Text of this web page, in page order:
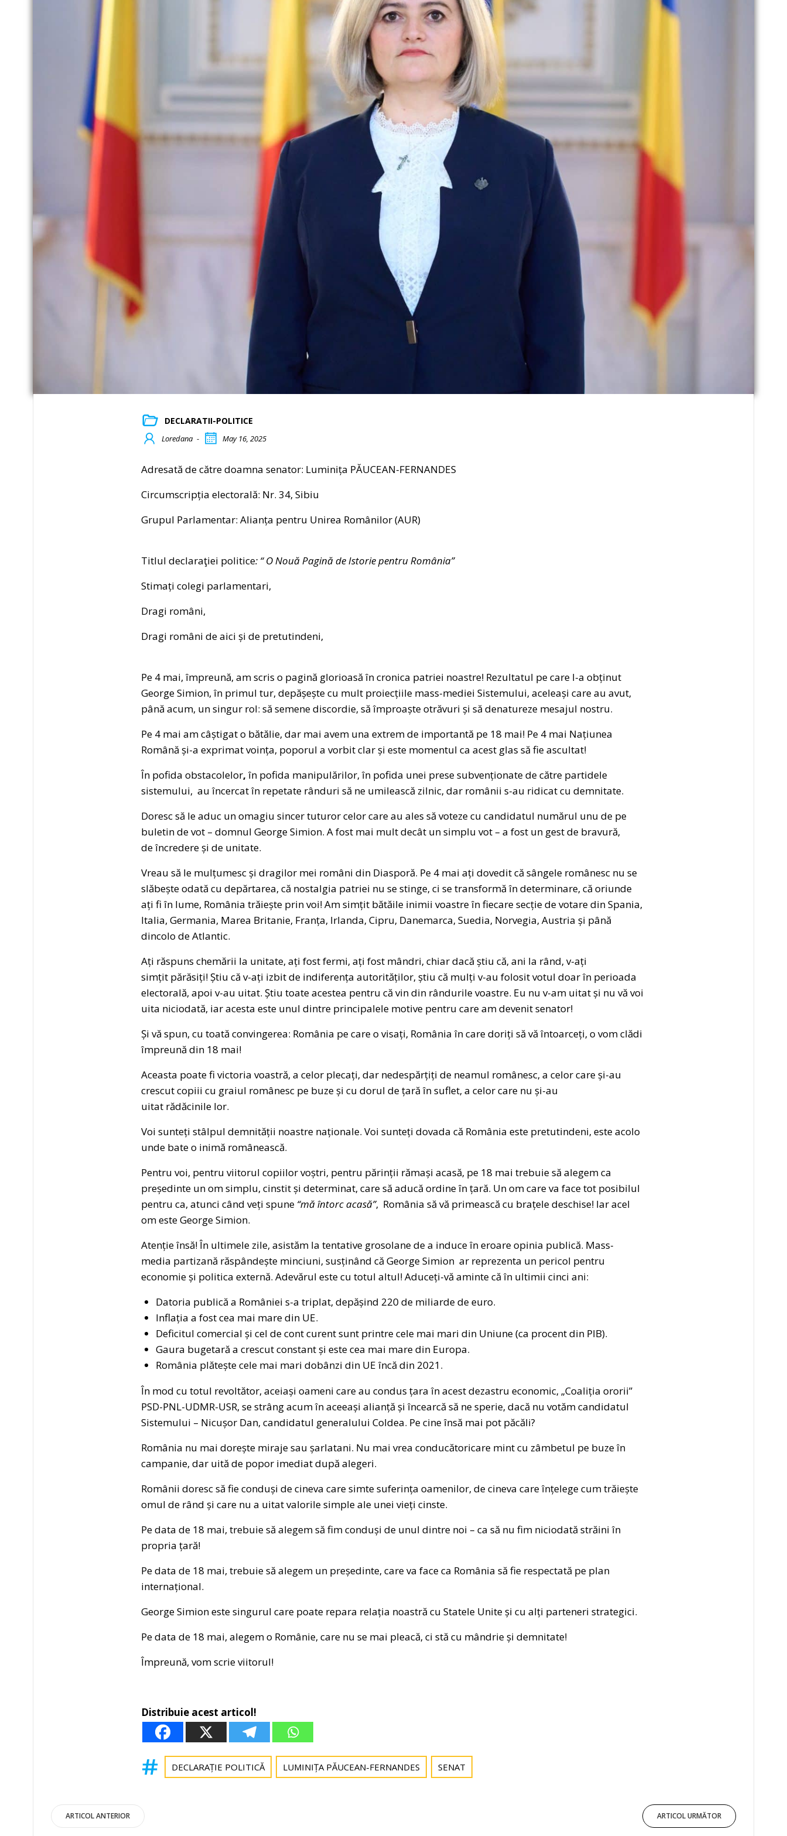
DECLARATII-POLITICE
Loredana - May 16, 2025
Adresată de către doamna senator: Luminița PĂUCEAN-FERNANDES
Circumscripția electorală: Nr. 34, Sibiu
Grupul Parlamentar: Alianța pentru Unirea Românilor (AUR)
Titlul declaraţiei politice: “ O Nouă Pagină de Istorie pentru România”
Stimați colegi parlamentari,
Dragi români,
Dragi români de aici și de pretutindeni,
Pe 4 mai, împreună, am scris o pagină glorioasă în cronica patriei noastre! Rezultatul pe care l-a obținut
George Simion, în primul tur, depășește cu mult proiecțiile mass-mediei Sistemului, aceleași care au avut,
până acum, un singur rol: să semene discordie, să împroaște otrăvuri și să denatureze mesajul nostru.
Pe 4 mai am câștigat o bătălie, dar mai avem una extrem de importantă pe 18 mai! Pe 4 mai Națiunea
Română și-a exprimat voința, poporul a vorbit clar și este momentul ca acest glas să fie ascultat!
În pofida obstacolelor, în pofida manipulărilor, în pofida unei prese subvenționate de către partidele
sistemului, au încercat în repetate rânduri să ne umilească zilnic, dar românii s-au ridicat cu demnitate.
Doresc să le aduc un omagiu sincer tuturor celor care au ales să voteze cu candidatul numărul unu de pe
buletin de vot – domnul George Simion. A fost mai mult decât un simplu vot – a fost un gest de bravură,
de încredere și de unitate.
Vreau să le mulțumesc și dragilor mei români din Diasporă. Pe 4 mai ați dovedit că sângele românesc nu se
slăbește odată cu depărtarea, că nostalgia patriei nu se stinge, ci se transformă în determinare, că oriunde
ați fi în lume, România trăiește prin voi! Am simțit bătăile inimii voastre în fiecare secție de votare din Spania,
Italia, Germania, Marea Britanie, Franța, Irlanda, Cipru, Danemarca, Suedia, Norvegia, Austria și până
dincolo de Atlantic.
Ați răspuns chemării la unitate, ați fost fermi, ați fost mândri, chiar dacă știu că, ani la rând, v-ați
simțit părăsiți! Știu că v-ați izbit de indiferența autorităților, știu că mulți v-au folosit votul doar în perioada
electorală, apoi v-au uitat. Știu toate acestea pentru că vin din rândurile voastre. Eu nu v-am uitat și nu vă voi
uita niciodată, iar acesta este unul dintre principalele motive pentru care am devenit senator!
Și vă spun, cu toată convingerea: România pe care o visați, România în care doriți să vă întoarceți, o vom clădi
împreună din 18 mai!
Aceasta poate fi victoria voastră, a celor plecați, dar nedespărțiți de neamul românesc, a celor care și-au
crescut copiii cu graiul românesc pe buze și cu dorul de țară în suflet, a celor care nu și-au
uitat rădăcinile lor.
Voi sunteți stâlpul demnității noastre naționale. Voi sunteți dovada că România este pretutindeni, este acolo
unde bate o inimă românească.
Pentru voi, pentru viitorul copiilor voștri, pentru părinții rămași acasă, pe 18 mai trebuie să alegem ca
președinte un om simplu, cinstit și determinat, care să aducă ordine în țară. Un om care va face tot posibilul
pentru ca, atunci când veți spune “mă întorc acasă”, România să vă primească cu brațele deschise! Iar acel
om este George Simion.
Atenție însă! În ultimele zile, asistăm la tentative grosolane de a induce în eroare opinia publică. Mass-
media partizană răspândește minciuni, susținând că George Simion ar reprezenta un pericol pentru
economie și politica externă. Adevărul este cu totul altul! Aduceți-vă aminte că în ultimii cinci ani:
Datoria publică a României s-a triplat, depășind 220 de miliarde de euro.
Inflația a fost cea mai mare din UE.
Deficitul comercial și cel de cont curent sunt printre cele mai mari din Uniune (ca procent din PIB).
Gaura bugetară a crescut constant și este cea mai mare din Europa.
România plătește cele mai mari dobânzi din UE încă din 2021.
În mod cu totul revoltător, aceiași oameni care au condus țara în acest dezastru economic, „Coaliția ororii”
PSD-PNL-UDMR-USR, se strâng acum în aceeași alianță și încearcă să ne sperie, dacă nu votăm candidatul
Sistemului – Nicușor Dan, candidatul generalului Coldea. Pe cine însă mai pot păcăli?
România nu mai dorește miraje sau șarlatani. Nu mai vrea conducătoricare mint cu zâmbetul pe buze în
campanie, dar uită de popor imediat după alegeri.
Românii doresc să fie conduși de cineva care simte suferința oamenilor, de cineva care înțelege cum trăiește
omul de rând și care nu a uitat valorile simple ale unei vieți cinste.
Pe data de 18 mai, trebuie să alegem să fim conduși de unul dintre noi – ca să nu fim niciodată străini în
propria țară!
Pe data de 18 mai, trebuie să alegem un președinte, care va face ca România să fie respectată pe plan
internațional.
George Simion este singurul care poate repara relația noastră cu Statele Unite și cu alți parteneri strategici.
Pe data de 18 mai, alegem o Românie, care nu se mai pleacă, ci stă cu mândrie și demnitate!
Împreună, vom scrie viitorul!
Distribuie acest articol!
DECLARAȚIE POLITICĂ LUMINIȚA PĂUCEAN-FERNANDES SENAT
Post
ARTICOL ANTERIOR ARTICOL URMĂTOR